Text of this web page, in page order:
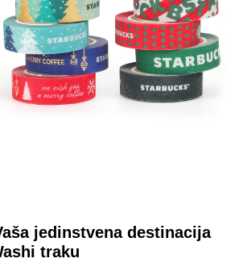
jedinstvena destinacija
traku